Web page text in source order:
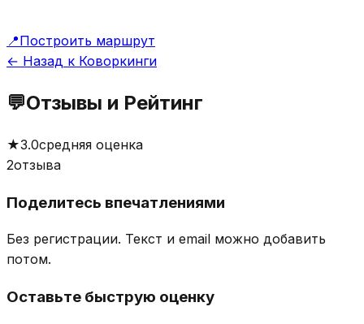
📍Построить маршрут
← Назад к Коворкинги
💬Отзывы и Рейтинг
★3.0средняя оценка
2отзыва
Поделитесь впечатлениями
Без регистрации. Текст и email можно добавить
потом.
Оставьте быструю оценку